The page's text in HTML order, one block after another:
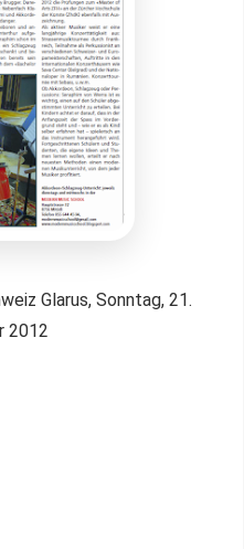
Glarus, Sonntag, 21.
2012